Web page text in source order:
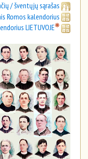
/ šventųjų sąrašas
Romos kalendorius
LIETUVOJE❋